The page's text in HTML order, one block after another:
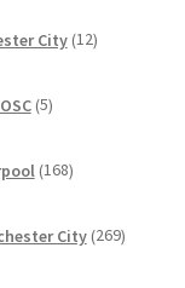
City 12izdelkov
5izdelkov
168izdelkov
City 269izdelkov